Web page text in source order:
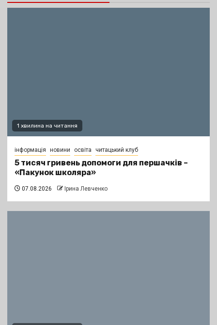
1 хвилина на читання
інформація новини освіта читацький клуб
5 тисяч гривень допомоги для першачків –
«Пакунок школяра»
07.08.2026 Ірина Левченко